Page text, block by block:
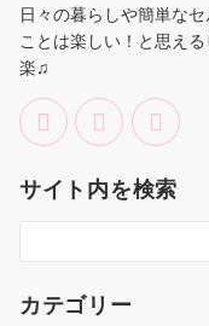
日々の暮らしや簡単な
ことは楽しい！と思え
楽♫
サイト内を検索
カテゴリー